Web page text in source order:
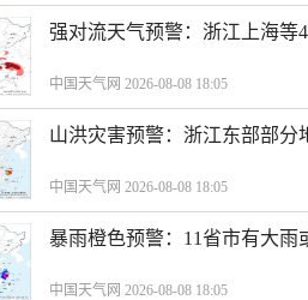
强对流天气预警：浙江上海等
中国天气网 2026-08-08 18:05
山洪灾害预警：浙江东部部分
中国天气网 2026-08-08 18:05
暴雨橙色预警：11省市有大雨
中国天气网 2026-08-08 18:05